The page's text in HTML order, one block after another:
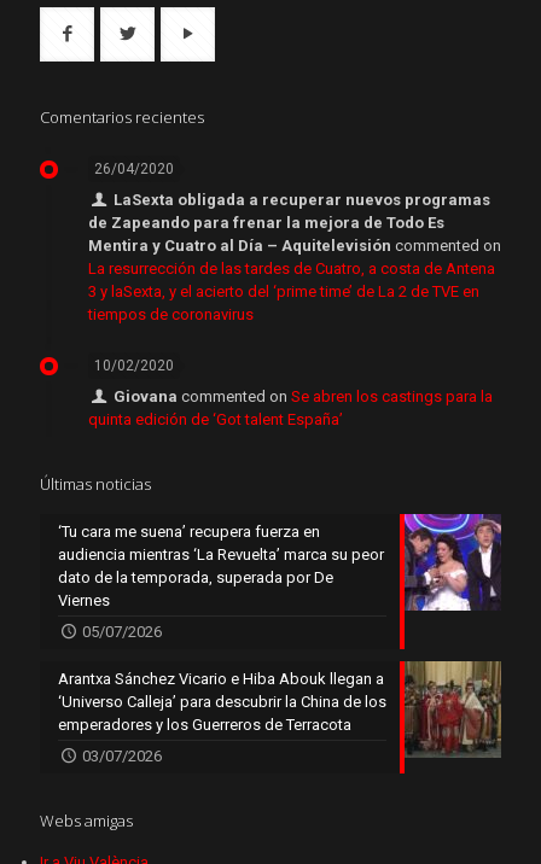
Comentarios recientes
26/04/2020
LaSexta obligada a recuperar nuevos programas
de Zapeando para frenar la mejora de Todo Es
Mentira y Cuatro al Día – Aquitelevisión commented on
La resurrección de las tardes de Cuatro, a costa de Antena
3 y laSexta, y el acierto del ‘prime time’ de La 2 de TVE en
tiempos de coronavirus
10/02/2020
Giovana commented onSe abren los castings para la
quinta edición de ‘Got talent España’
Últimas noticias
‘Tu cara me suena’ recupera fuerza en
audiencia mientras ‘La Revuelta’ marca su peor
dato de la temporada, superada por De
Viernes
05/07/2026
Arantxa Sánchez Vicario e Hiba Abouk llegan a
‘Universo Calleja’ para descubrir la China de los
emperadores y los Guerreros de Terracota
03/07/2026
Webs amigas